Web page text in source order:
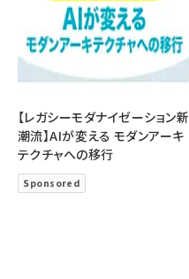
【レガシーモダナイゼーション新
潮流】AIが変える モダンアーキ
テクチャへの移行
Sponsored